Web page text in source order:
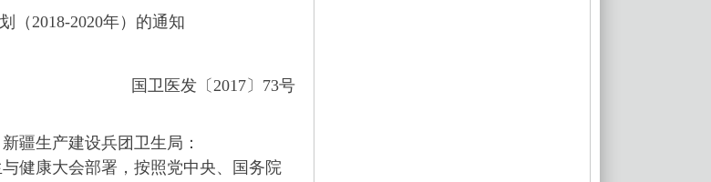
（2018-2020年）的通知
国卫医发〔2017〕73号
疆生产建设兵团卫生局：
康大会部署，按照党中央、国务院